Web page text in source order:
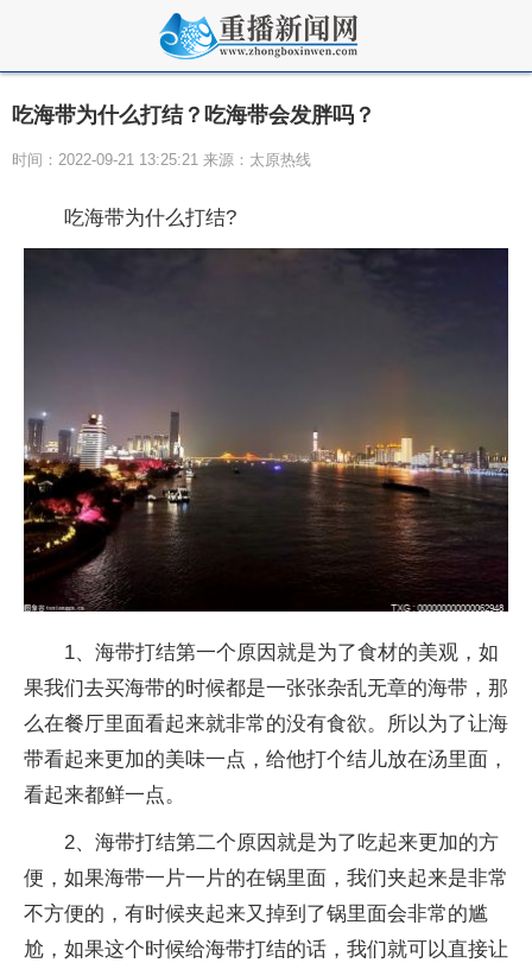
吃海带为什么打结？吃海带会发胖吗？
时间：2022-09-21 13:25:21 来源：太原热线
吃海带为什么打结?
1、海带打结第一个原因就是为了食材的美观，如
果我们去买海带的时候都是一张张杂乱无章的海带，那
么在餐厅里面看起来就非常的没有食欲。所以为了让海
带看起来更加的美味一点，给他打个结儿放在汤里面，
看起来都鲜一点。
2、海带打结第二个原因就是为了吃起来更加的方
便，如果海带一片一片的在锅里面，我们夹起来是非常
不方便的，有时候夹起来又掉到了锅里面会非常的尴
尬，如果这个时候给海带打结的话，我们就可以直接让